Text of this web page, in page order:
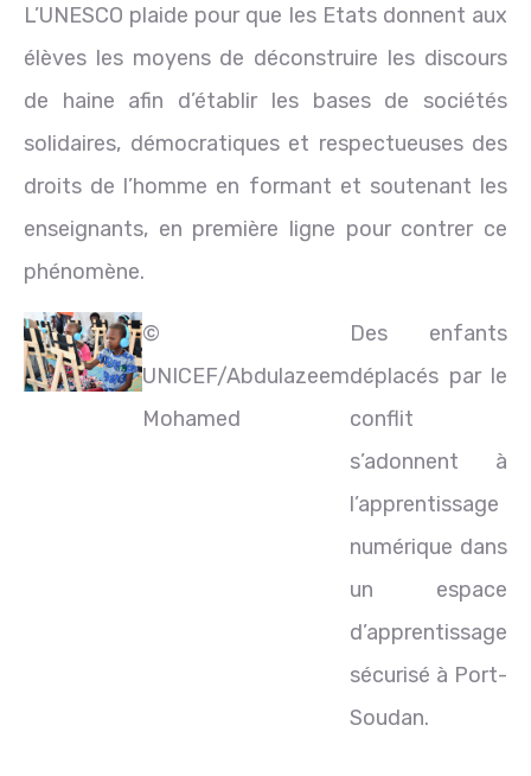
L’UNESCO plaide pour que les Etats donnent aux
élèves les moyens de déconstruire les discours
de haine afin d’établir les bases de sociétés
solidaires, démocratiques et respectueuses des
droits de l’homme en formant et soutenant les
enseignants, en première ligne pour contrer ce
phénomène.
©
UNICEF/Abdulazeem
Mohamed
Des enfants
déplacés par le
conflit
s’adonnent à
l’apprentissage
numérique dans
un espace
d’apprentissage
sécurisé à Port-
Soudan.